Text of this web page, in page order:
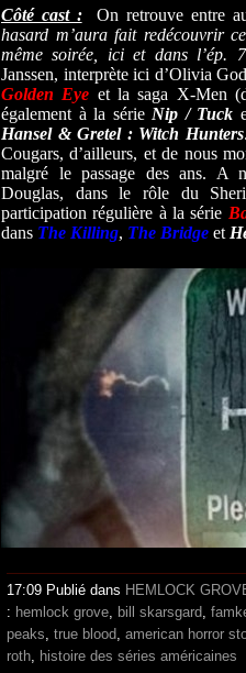
Côté cast :On retrouve entre
hasard m’aura fait redécouvrir
même soirée, ici et dans l’ép.
Janssen, interprète ici d’Olivia
Golden Eye et la saga X-Men
également à la série Nip / Tuck
Hansel & Gretel : Witch Hunters
Cougars, d’ailleurs, et de nous
malgré le passage des ans. A
Douglas, dans le rôle du
participation régulière à la série
dans The Killing, The Bridge et
17:09 Publié dans HEMLOCK
: hemlock grove bill skarsgard
peaks true blood american horror
roth
histoire des séries américaines